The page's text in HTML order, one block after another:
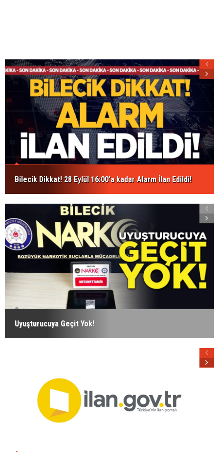
Bilecik Dikkat! 28 Eylül 16:00’a kadar Alarm İlan Edildi!
Uyuşturucuya Geçit Yok!